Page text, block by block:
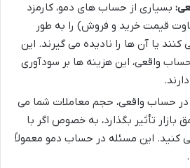
بسیاری از حساب های دمو، کارمزد
قیمت خرید و فروش) را به طور
یا آن ها را نادیده می گیرند. این
واقعی، این هزینه ها بر سودآوری
در حساب واقعی، حجم معاملات شما می
بازار تأثیر بگذارد، به خصوص اگر با
کنید. این مسئله در حساب دمو معمولاً